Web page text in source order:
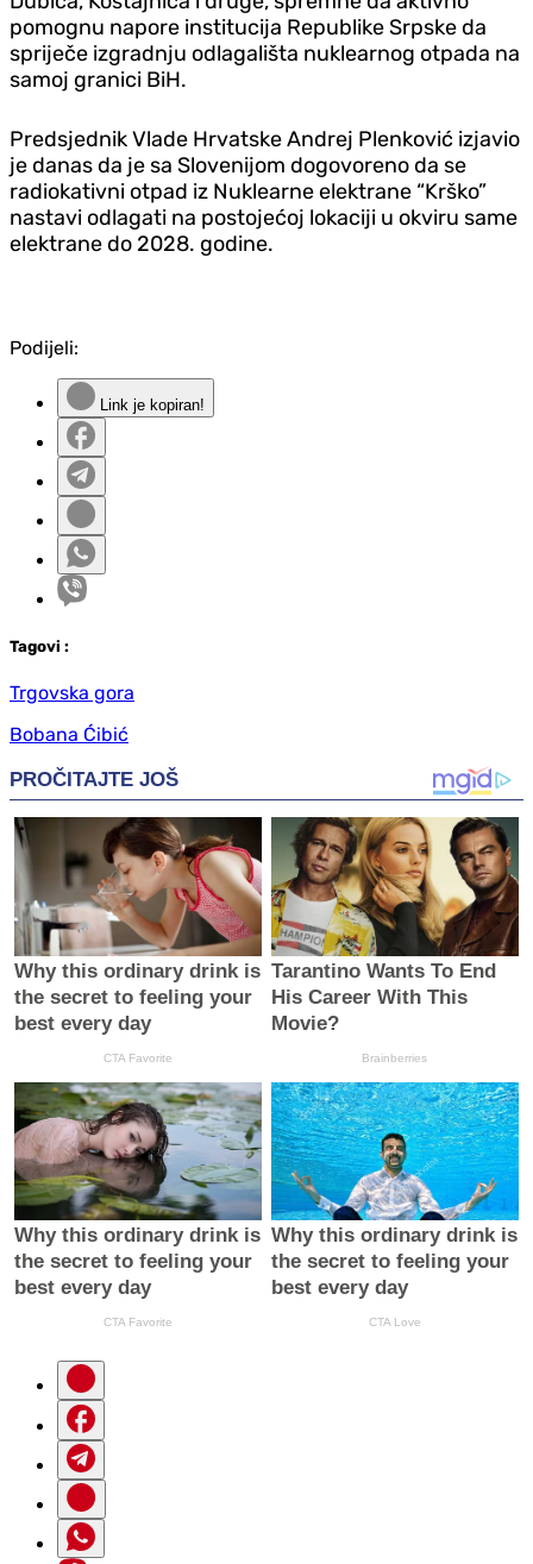
pomognu napore institucija Republike Srpske da
spriječe izgradnju odlagališta nuklearnog otpada na
samoj granici BiH.
Predsjednik Vlade Hrvatske Andrej Plenković izjavio
je danas da je sa Slovenijom dogovoreno da se
radiokativni otpad iz Nuklearne elektrane “Krško”
nastavi odlagati na postojećoj lokaciji u okviru same
elektrane do 2028. godine.
Podijeli:
Link je kopiran!
Tagovi :
Trgovska gora
Bobana Ćibić